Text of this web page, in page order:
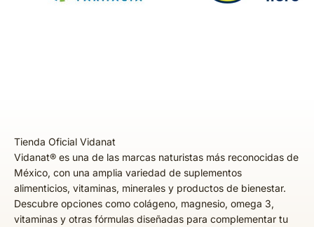
Vidanat® es una de las marcas naturistas más reconocidas de
México, con una amplia variedad de suplementos
alimenticios, vitaminas, minerales y productos de bienestar.
Descubre opciones como colágeno, magnesio, omega 3,
vitaminas y otras fórmulas diseñadas para complementar tu